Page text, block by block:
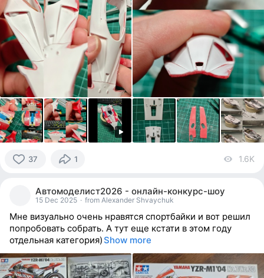
37 1 1.6K
Автомоделист2026 - онлайн-конкурс-шоу
15 Dec 2025 · from Alexander Shvaychuk
Мне визуально очень нравятся спортбайки и вот решил
попробовать собрать. А тут еще кстати в этом году
отдельная категория)Show more